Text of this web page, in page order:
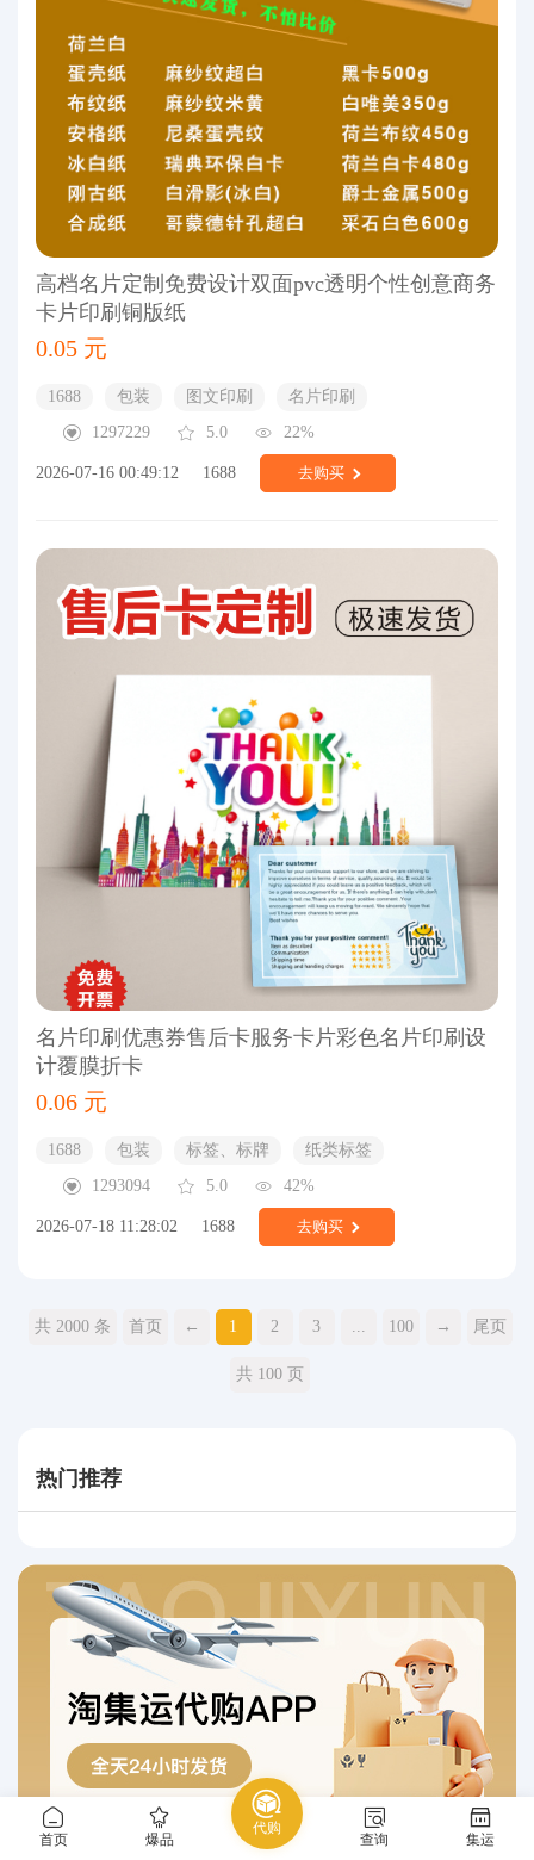
首页 爆品
代购
查询 集运
高档名片定制免费设计双面pvc透明个性创意商务
卡片印刷铜版纸
0.05 元
1688 包装 图文印刷
名片印刷
1297229
5.0 22%
2026-07-16 00:49:12 1688 去购买
名片印刷优惠券售后卡服务卡片彩色名片印刷设
计覆膜折卡
0.06 元
1688 包装 标签、标牌
纸类标签
1293094
5.0 42%
2026-07-18 11:28:02 1688 去购买
共 2000 条 首页 ← 1 2 3 ... 100 → 尾页
共 100 页
热门推荐